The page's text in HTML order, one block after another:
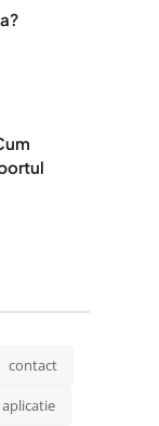
contact
aplicatie